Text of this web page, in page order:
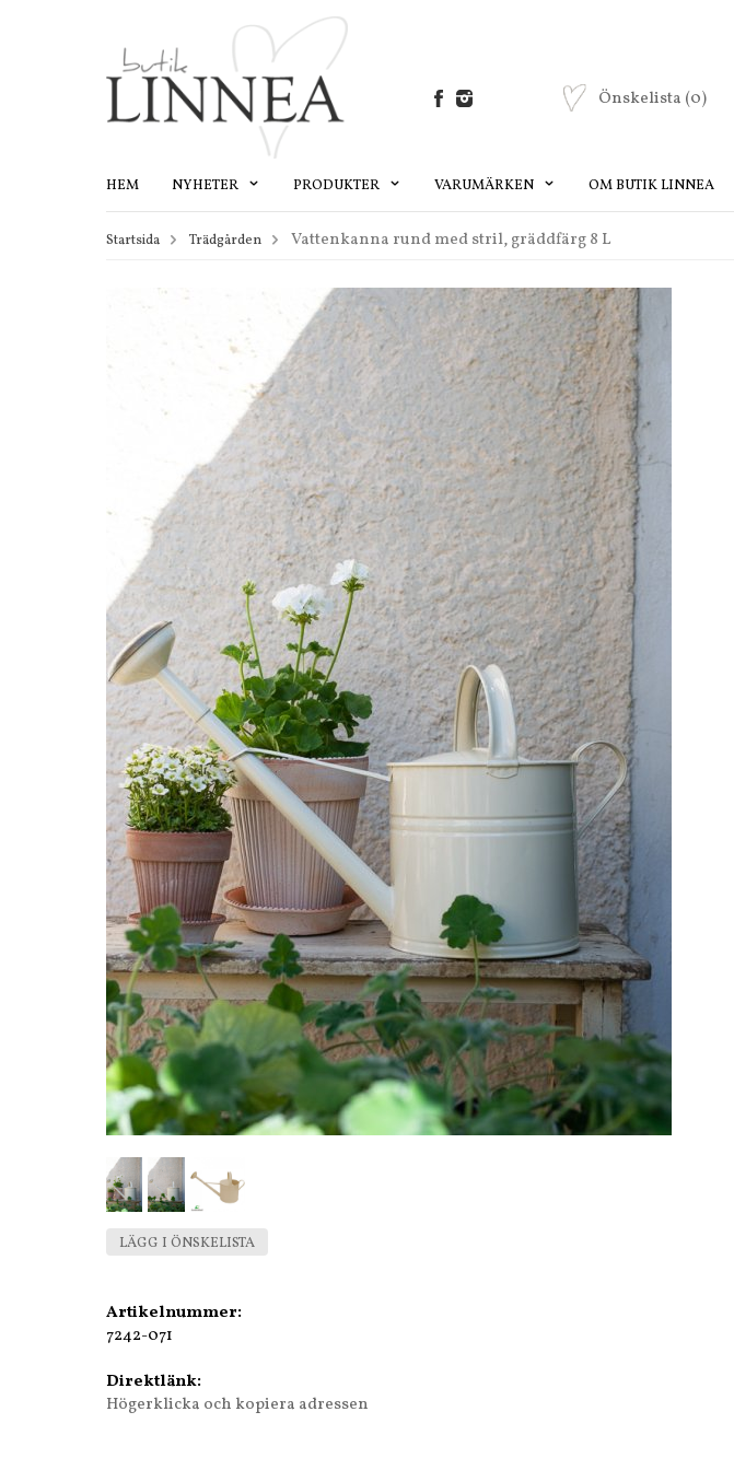
Önskelista (0)
HEM NYHETER PRODUKTER VARUMÄRKEN OM BUTIK LINNEA
Startsida Trädgården Vattenkanna rund med stril, gräddfärg 8 L
LÄGG I ÖNSKELISTA
Artikelnummer:
7242-071
Direktlänk:
Högerklicka och kopiera adressen